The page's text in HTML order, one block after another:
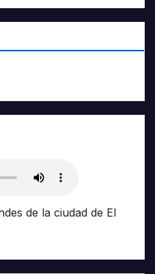
de la ciudad de El